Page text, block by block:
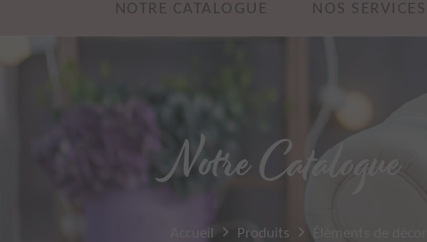
NOTRE CATALOGUE NOS SERVICES
Notre Catalogue
Accueil Produits Éléments de décors